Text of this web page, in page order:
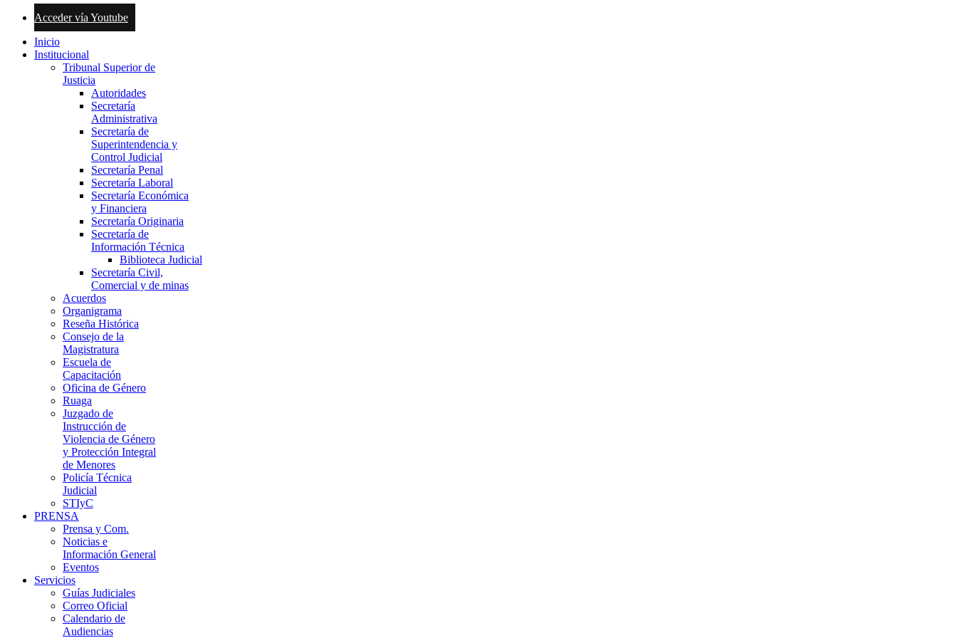
Acceder vía Youtube
Inicio
Institucional
Tribunal Superior de
Justicia
Autoridades
Secretaría
Administrativa
Secretaría de
Superintendencia y
Control Judicial
Secretaría Penal
Secretaría Laboral
Secretaría Económica
y Financiera
Secretaría Originaria
Secretaría de
Información Técnica
Biblioteca Judicial
Secretaría Civil,
Comercial y de minas
Acuerdos
Organigrama
Reseña Histórica
Consejo de la
Magistratura
Escuela de
Capacitación
Oficina de Género
Ruaga
Juzgado de
Instrucción de
Violencia de Género
y Protección Integral
de Menores
Policía Técnica
Judicial
STIyC
PRENSA
Prensa y Com.
Noticias e
Información General
Eventos
Servicios
Guías Judiciales
Correo Oficial
Calendario de
Audiencias